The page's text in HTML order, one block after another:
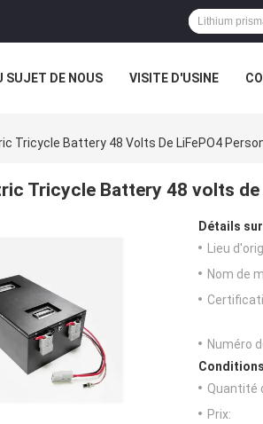
SUJET DE NOUS VISITE D'USINE
Tricycle Battery 48 Volts De LiFePO4
Tricycle Battery 48 volts de
Détails
Lieu
Nom de
Numéro
Quantité
Prix: